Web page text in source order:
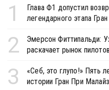
1
Глава Ф1 допустил
легендарного этапа
2
Эмерсон Фиттипальди:
раскачает рынок пилотов
3
«Себ, это глупо!» Пять
истории Гран При